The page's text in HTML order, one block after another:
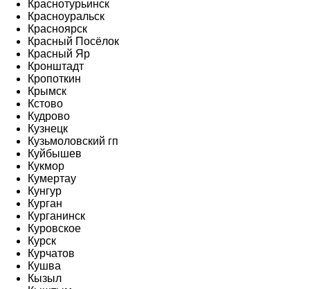
Краснотурьинск
Красноуральск
Красноярск
Красный Посёлок
Красный Яр
Кронштадт
Кропоткин
Крымск
Кстово
Кудрово
Кузнецк
Кузьмоловский гп
Куйбышев
Кукмор
Кумертау
Кунгур
Курган
Курганинск
Куровское
Курск
Курчатов
Кушва
Кызыл